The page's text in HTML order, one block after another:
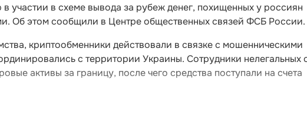
участии в схеме вывода за рубеж денег, похищенных у россиян
Об этом сообщили в Центре общественных связей ФСБ России.
криптообменники действовали в связке с мошенническими
с территории Украины. Сотрудники нелегальных
активы за границу, после чего средства поступали на счета